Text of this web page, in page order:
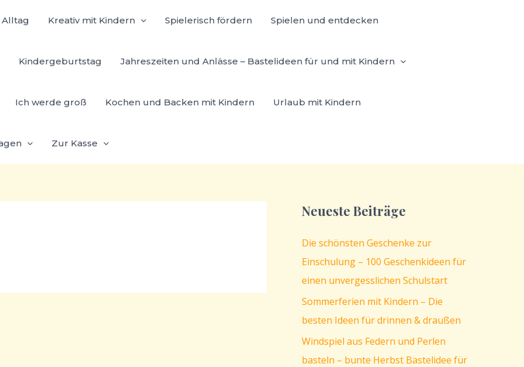
Alltag Kreativ mit Kindern Spielerisch fördern Spielen und entdecken
Kindergeburtstag Jahreszeiten und Anlässe – Bastelideen für und mit Kindern
Ich werde groß Kochen und Backen mit Kindern Urlaub mit Kindern
Zur Kasse
Neueste Beiträge
Die schönsten Geschenke zur
Einschulung – 100 Geschenkideen für
einen unvergesslichen Schulstart
Sommerferien mit Kindern – Die
besten Ideen für drinnen & draußen
Windspiel aus Federn und Perlen
basteln – bunte Herbst Bastelidee für